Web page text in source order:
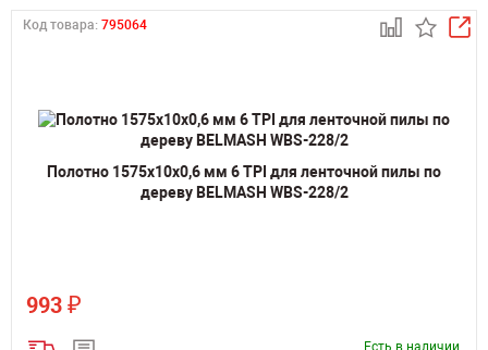
Код товара: 795064
Полотно 1575х10х0,6 мм 6 TPI для ленточной пилы по
дереву BELMASH WBS-228/2
993 ₽
Есть в наличии